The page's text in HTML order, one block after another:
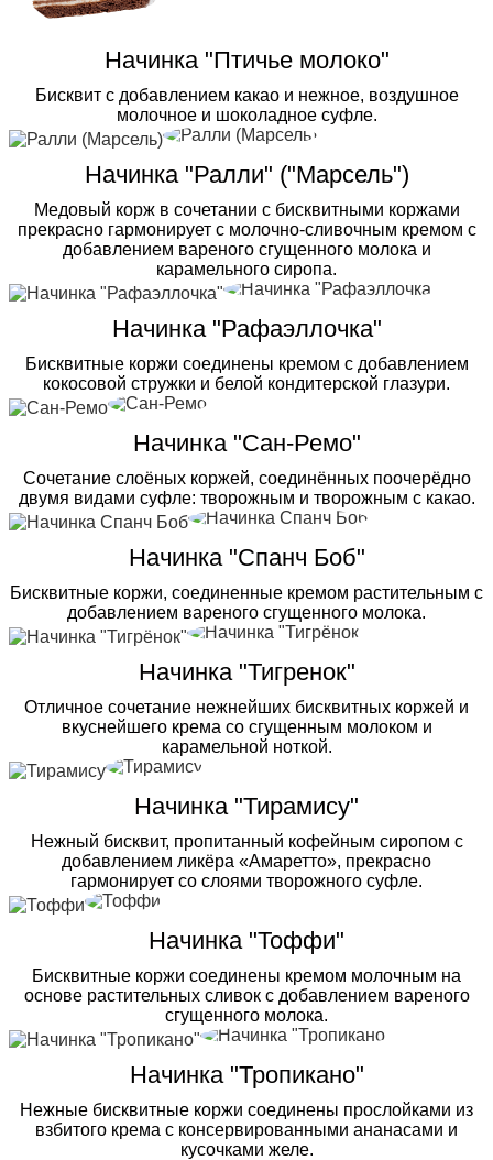
Начинка "Птичье молоко"
Бисквит с добавлением какао и нежное, воздушное
молочное и шоколадное суфле.
Начинка "Ралли" ("Марсель")
Медовый корж в сочетании с бисквитными коржами
прекрасно гармонирует с молочно-сливочным кремом с
добавлением вареного сгущенного молока и
карамельного сиропа.
Начинка "Рафаэллочка"
Бисквитные коржи соединены кремом с добавлением
кокосовой стружки и белой кондитерской глазури.
Начинка "Сан-Ремо"
Сочетание слоёных коржей, соединённых поочерёдно
двумя видами суфле: творожным и творожным с какао.
Начинка "Спанч Боб"
Бисквитные коржи, соединенные кремом растительным с
добавлением вареного сгущенного молока.
Начинка "Тигренок"
Отличное сочетание нежнейших бисквитных коржей и
вкуснейшего крема со сгущенным молоком и
карамельной ноткой.
Начинка "Тирамису"
Нежный бисквит, пропитанный кофейным сиропом с
добавлением ликёра «Амаретто», прекрасно
гармонирует со слоями творожного суфле.
Начинка "Тоффи"
Бисквитные коржи соединены кремом молочным на
основе растительных сливок с добавлением вареного
сгущенного молока.
Начинка "Тропикано"
Нежные бисквитные коржи соединены прослойками из
взбитого крема с консервированными ананасами и
кусочками желе.